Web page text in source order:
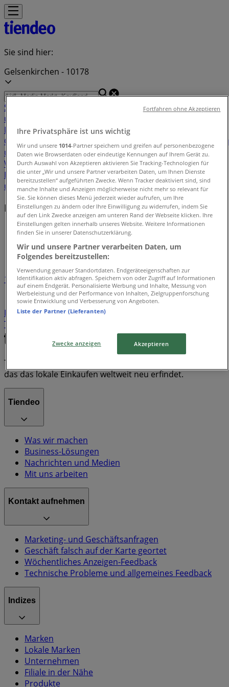
Sie sind hier:
Gelsenkirchen - 10178
Schnäppchen MöbelhäuserKleidung, Schuhe
und Accessoires
ParfümerieBaumärkte und
Gartencenter
Biomärkte Discounter Sportgeschäfte
und BabyAuto, Motorrad und
WerkstattKaufhäuserReisen und FreizeitOptiker und
HörzentrenRestaurantsBücher und SchreibwarenBanken
und Versicherungen
Lokale Marken
Tiendeo in Gelsenkirchen»
Markenindex
1
Cube
Leroy Merlin Harry Potter
Krombacher
Paw Patrol
Bitburger iron man
Taylor Swift
Tiendeo ist Teil von Shopfully, dem Tech-Unternehmen,
das das lokale Einkaufen weltweit neu erfindet.
Tiendeo
Was wir machen
Business-Lösungen
Nachrichten und Medien
Mit uns arbeiten
Kontakt aufnehmen
Marketing- und Geschäftsanfragen
Geschäft falsch auf der Karte geortet
Wöchentliches Anzeigen-Feedback
Technische Probleme und allgemeines Feedback
Indizes
Marken
Lokale Marken
Unternehmen
Filiale in der Nähe
Produkte
Ihre Privatsphäre ist uns wichtig
Wir und unsere 1014-Partner speichern und greifen auf personenbezogene
Daten wie Browserdaten oder eindeutige Kennungen auf Ihrem Gerät zu.
Durch Auswahl von Akzeptieren aktivieren Sie Tracking-Technologien für
die unter „Wir und unsere Partner verarbeiten Daten, um Ihnen Dienste
bereitzustellen“ aufgeführten Zwecke. Wenn Tracker deaktiviert sind, sind
manche Inhalte und Anzeigen möglicherweise nicht mehr so relevant für
Sie. Sie können dieses Menü jederzeit wieder aufrufen, um Ihre
Einstellungen zu ändern oder Ihre Einwilligung zu widerrufen, indem Sie
auf den Link Zwecke anzeigen am unteren Rand der Webseite klicken. Ihre
Einstellungen gelten innerhalb unseres Website. Weitere Informationen
finden Sie in unserer Datenschutzerklärung.
Wir und unsere Partner verarbeiten Daten, um
Folgendes bereitzustellen:
Verwendung genauer Standortdaten. Endgeräteeigenschaften zur
Identifikation aktiv abfragen. Speichern von oder Zugriff auf Informationen
auf einem Endgerät. Personalisierte Werbung und Inhalte, Messung von
Werbeleistung und der Performance von Inhalten, Zielgruppenforschung
sowie Entwicklung und Verbesserung von Angeboten.
Liste der Partner (Lieferanten)
Zwecke anzeigen Akzeptieren
Fortfahren ohne Akzeptieren